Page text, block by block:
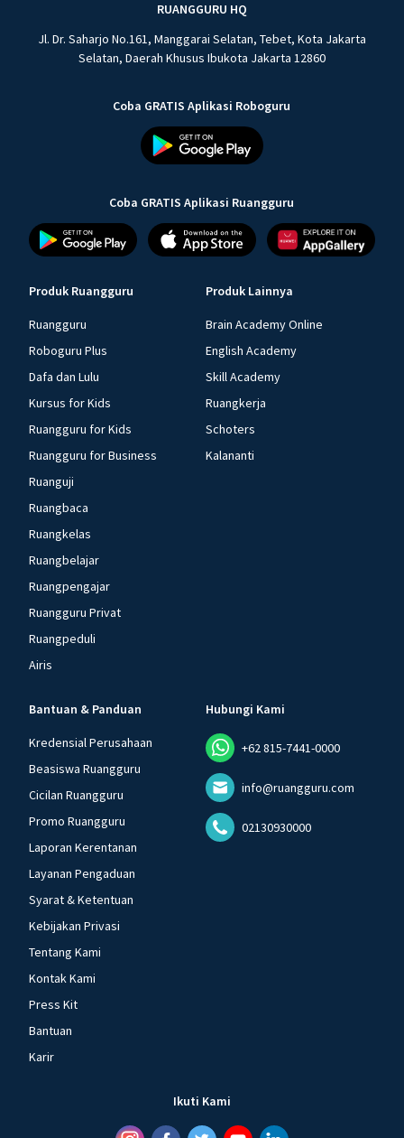
RUANGGURU HQ
Jl. Dr. Saharjo No.161, Manggarai Selatan, Tebet, Kota Jakarta
Selatan, Daerah Khusus Ibukota Jakarta 12860
Coba GRATIS Aplikasi Roboguru
Coba GRATIS Aplikasi Ruangguru
Produk Ruangguru
Ruangguru
Roboguru Plus
Dafa dan Lulu
Kursus for Kids
Ruangguru for Kids
Ruangguru for Business
Ruanguji
Ruangbaca
Ruangkelas
Ruangbelajar
Ruangpengajar
Ruangguru Privat
Ruangpeduli
Airis
Produk Lainnya
Brain Academy Online
English Academy
Skill Academy
Ruangkerja
Schoters
Kalananti
Bantuan & Panduan
Kredensial Perusahaan
Beasiswa Ruangguru
Cicilan Ruangguru
Promo Ruangguru
Laporan Kerentanan
Layanan Pengaduan
Syarat & Ketentuan
Kebijakan Privasi
Tentang Kami
Kontak Kami
Press Kit
Bantuan
Karir
Hubungi Kami
+62 815-7441-0000
info@ruangguru.com
02130930000
Ikuti Kami